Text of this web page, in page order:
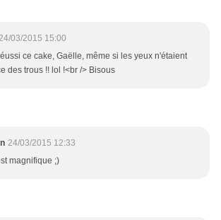
03/2015 15:00
réussi ce cake, Gaëlle, même si les yeux n'étaient
des trous !! lol !<br /> Bisous
24/03/2015 12:33
magnifique ;)